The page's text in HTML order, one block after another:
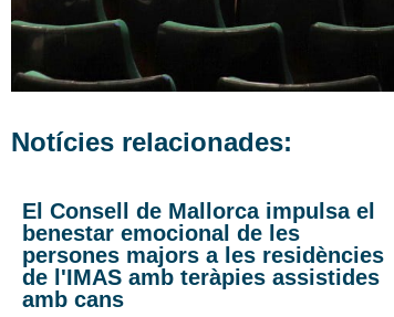
Notícies relacionades:
El Consell de Mallorca impulsa el
benestar emocional de les
persones majors a les residències
de l'IMAS amb teràpies assistides
amb cans